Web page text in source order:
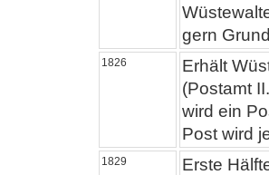
gern
1826
Erhält
(Postamt
wird ein
Post wird
1829
Erste